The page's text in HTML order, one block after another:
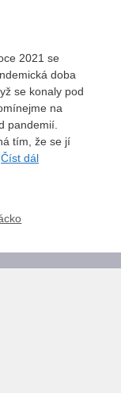
2021 se
doba
se konaly pod
na
pandemií.
tím, že se jí
Číst dál